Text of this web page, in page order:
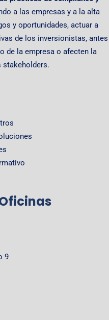
a las empresas y a la alta
y oportunidades, actuar a
de los inversionistas, antes
de la empresa o afecten la
stakeholders.
9